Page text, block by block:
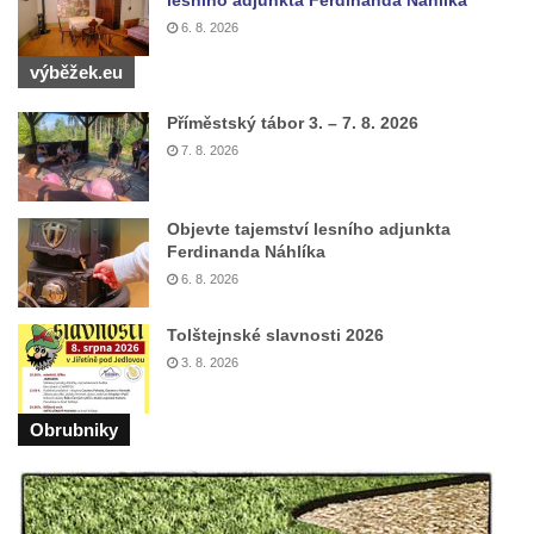
Křížová cesta Římov – VII. kaple – Políbení
Jidášovo
hora (Getsemanská zahrada)
Křížová cesta Římov – V. kaple – Smutná
duše
Křížová cesta Římov – IV. kaple – Pustá ves
Křížová cesta Římov – III. kaple – Stádní
brána
Křížová cesta Římov – II. kaple – Poslední
večeře Páně
Křížová cesta Římov – I. kaple – Loučení
Ježíše s Pannou Marií
Márnice na hřbitově v Římově
Kaple v Horním Třeboníně
6. 8. 2026
výběžek.eu
Příměstský tábor 3. – 7. 8. 2026
7. 8. 2026
Objevte tajemství lesního adjunkta
Ferdinanda Náhlíka
6. 8. 2026
Tolštejnské slavnosti 2026
3. 8. 2026
Obrubniky